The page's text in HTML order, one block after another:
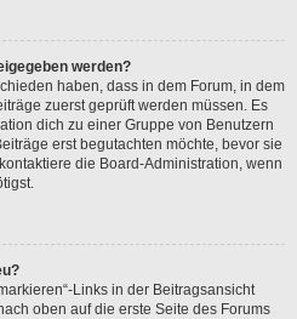
werden?
haben, dass in dem Forum, in dem
zuerst geprüft werden müssen. Es
dich zu einer Gruppe von Benutzern
erst begutachten möchte, bevor sie
die Board-Administration, wenn
Links in der Beitragsansicht
oben auf die erste Seite des Forums